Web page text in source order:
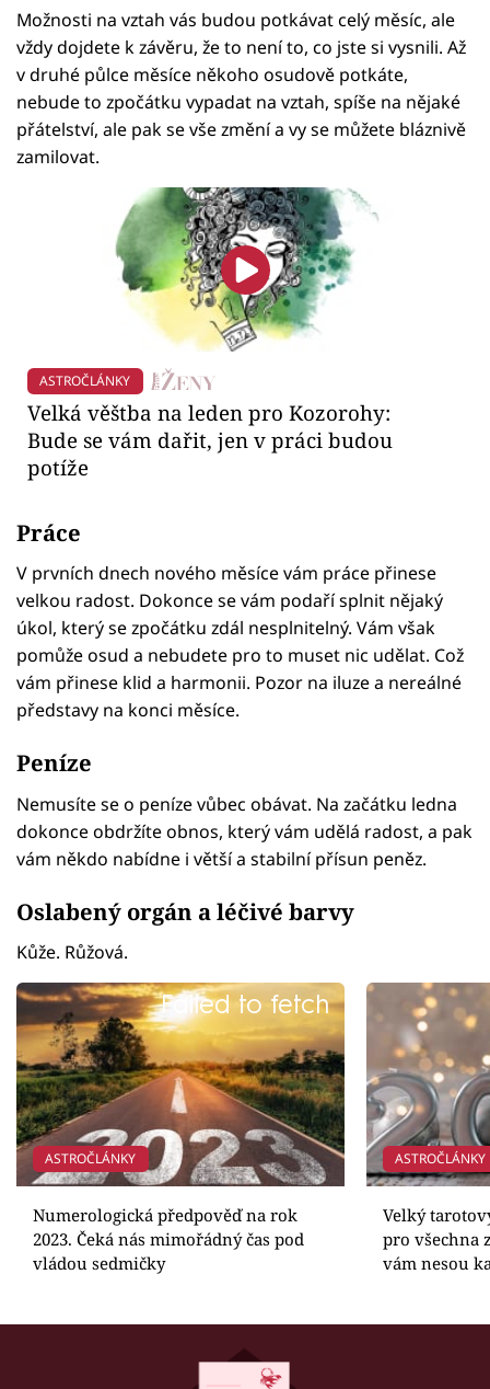
Možnosti na vztah vás budou potkávat celý měsíc, ale
vždy dojdete k závěru, že to není to, co jste si vysnili. Až
v druhé půlce měsíce někoho osudově potkáte,
nebude to zpočátku vypadat na vztah, spíše na nějaké
přátelství, ale pak se vše změní a vy se můžete bláznivě
zamilovat.
ASTROČLÁNKY
Velká věštba na leden pro Kozorohy:
Bude se vám dařit, jen v práci budou
potíže
Práce
V prvních dnech nového měsíce vám práce přinese
velkou radost. Dokonce se vám podaří splnit nějaký
úkol, který se zpočátku zdál nesplnitelný. Vám však
pomůže osud a nebudete pro to muset nic udělat. Což
vám přinese klid a harmonii. Pozor na iluze a nereálné
představy na konci měsíce.
Peníze
Nemusíte se o peníze vůbec obávat. Na začátku ledna
dokonce obdržíte obnos, který vám udělá radost, a pak
vám někdo nabídne i větší a stabilní přísun peněz.
Oslabený orgán a léčivé barvy
Kůže. Růžová.
Failed to fetch
ASTROČLÁNKY
Numerologická předpověď na rok
2023. Čeká nás mimořádný čas pod
vládou sedmičky
ASTROČLÁNKY
Velký
pro všechna
vám nesou